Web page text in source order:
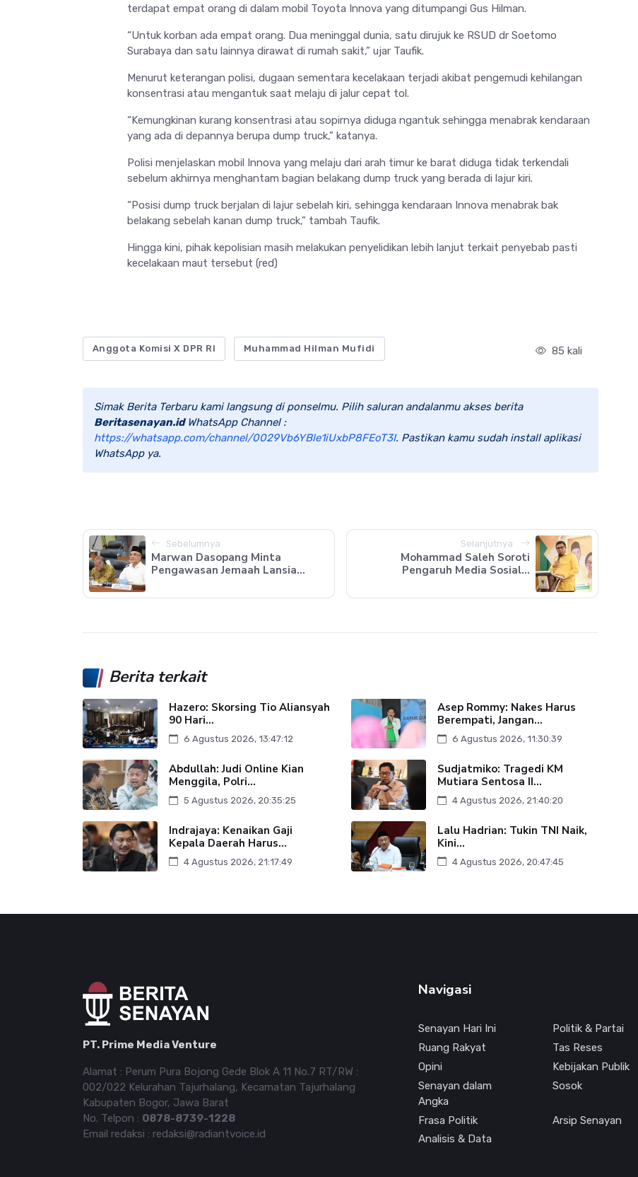
terdapat empat orang di dalam mobil Toyota Innova yang ditumpangi Gus Hilman.
“Untuk korban ada empat orang. Dua meninggal dunia, satu dirujuk ke RSUD dr Soetomo
Surabaya dan satu lainnya dirawat di rumah sakit,” ujar Taufik.
Menurut keterangan polisi, dugaan sementara kecelakaan terjadi akibat pengemudi kehilangan
konsentrasi atau mengantuk saat melaju di jalur cepat tol.
“Kemungkinan kurang konsentrasi atau sopirnya diduga ngantuk sehingga menabrak kendaraan
yang ada di depannya berupa dump truck,” katanya.
Polisi menjelaskan mobil Innova yang melaju dari arah timur ke barat diduga tidak terkendali
sebelum akhirnya menghantam bagian belakang dump truck yang berada di lajur kiri.
“Posisi dump truck berjalan di lajur sebelah kiri, sehingga kendaraan Innova menabrak bak
belakang sebelah kanan dump truck,” tambah Taufik.
Hingga kini, pihak kepolisian masih melakukan penyelidikan lebih lanjut terkait penyebab pasti
kecelakaan maut tersebut (red)
Anggota Komisi X DPR RI Muhammad Hilman Mufidi 85 kali
Simak Berita Terbaru kami langsung di ponselmu. Pilih saluran andalanmu akses berita
Beritasenayan.idWhatsApp Channel :
https://whatsapp.com/channel/0029Vb6YBle1iUxbP8FEoT3I. Pastikan kamu sudah install aplikasi
WhatsApp ya.
Sebelumnya
Marwan Dasopang Minta
Pengawasan Jemaah Lansia...
Selanjutnya
Mohammad Saleh Soroti
Pengaruh Media Sosial...
Berita terkait
Hazero: Skorsing Tio Aliansyah
90 Hari...
6 Agustus 2026, 13:47:12
Asep Rommy: Nakes Harus
Berempati, Jangan...
6 Agustus 2026, 11:30:39
Abdullah: Judi Online Kian
Menggila, Polri...
5 Agustus 2026, 20:35:25
Sudjatmiko: Tragedi KM
Mutiara Sentosa II...
4 Agustus 2026, 21:40:20
Indrajaya: Kenaikan Gaji
Kepala Daerah Harus...
4 Agustus 2026, 21:17:49
Lalu Hadrian: Tukin TNI Naik,
Kini...
4 Agustus 2026, 20:47:45
PT. Prime Media Venture
Alamat : Perum Pura Bojong Gede Blok A 11 No.7 RT/RW :
002/022 Kelurahan Tajurhalang, Kecamatan Tajurhalang
Kabupaten Bogor, Jawa Barat
No. Telpon : 0878-8739-1228
Email redaksi : redaksi@radiantvoice.id
Navigasi
Senayan Hari Ini
Politik & Partai
Ruang Rakyat
Tas Reses
Opini
Kebijakan Publik
Senayan dalam
Angka
Sosok
Frasa Politik
Arsip Senayan
Analisis & Data